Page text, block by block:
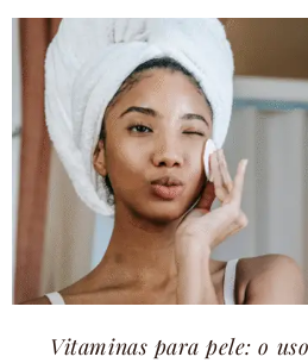
Vitaminas para pele: o